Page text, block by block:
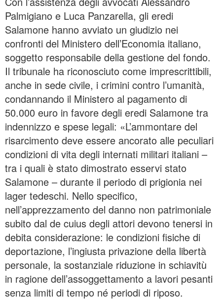
Palmigiano e Luca Panzarella, gli eredi
Salamone hanno avviato un giudizio nei
confronti del Ministero dell’Economia italiano,
soggetto responsabile della gestione del fondo.
Il tribunale ha riconosciuto come imprescrittibili,
anche in sede civile, i crimini contro l’umanità,
condannando il Ministero al pagamento di
50.000 euro in favore degli eredi Salamone tra
indennizzo e spese legali: «L’ammontare del
risarcimento deve essere ancorato alle peculiari
condizioni di vita degli internati militari italiani –
tra i quali è stato dimostrato esservi stato
Salamone – durante il periodo di prigionia nei
lager tedeschi. Nello specifico,
nell’apprezzamento del danno non patrimoniale
subito dal de cuius degli attori devono tenersi in
debita considerazione: le condizioni fisiche di
deportazione, l’ingiusta privazione della libertà
personale, la sostanziale riduzione in schiavitù
in ragione dell’assoggettamento a lavori pesanti
senza limiti di tempo né periodi di riposo.